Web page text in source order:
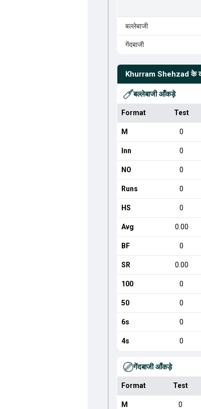
बल्लेबाजी
गेंदबाजी
Khurram Shehzad के
बल्लेबाजी आँकड़े
Format Test
M 0
Inn 0
NO 0
Runs 0
HS 0
Avg 0.00
BF 0
SR 0.00
100 0
50 0
6s 0
4s 0
गेंदबाजी आँकड़े
Format Test
M 0